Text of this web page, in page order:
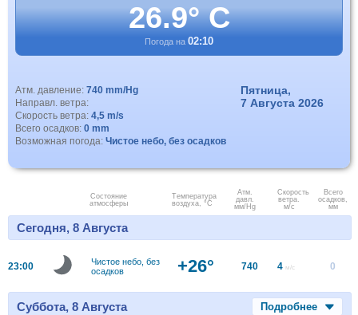
26.9° C
Погода на 02:10
Атм. давление: 740 mm/Hg
Направл. ветра:
Скорость ветра: 4,5 m/s
Всего осадков: 0 mm
Возможная погода: Чистое небо, без осадков
Пятница,
7 Августа 2026
Состояние
атмосферы
Температура
воздуха, °C
Атм.
давл.
мм/Hg
Скорость
ветра.
м/с
Всего
осадков,
мм
Сегодня, 8 Августа
23:00
Чистое небо, без
осадков
+26° 740 4 м/с 0
Суббота, 8 Августа Подробнее